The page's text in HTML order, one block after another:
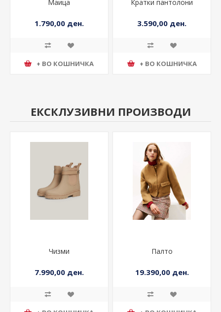
Маица
1.790,00 ден.
+ ВО КОШНИЧКА
Кратки пантолони
3.590,00 ден.
+ ВО КОШНИЧКА
ЕКСКЛУЗИВНИ ПРОИЗВОДИ
Чизми
7.990,00 ден.
Палто
19.390,00 ден.